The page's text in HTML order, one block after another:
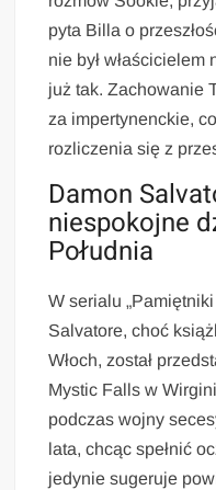
pyta Billa o
nie był
już tak. Zachowanie
za impertynenckie,
rozliczenia się z
Damon
niespokojne
Południa
W serialu
Salvatore, choć
Włoch, został
Mystic Falls w
podczas wojny
lata, chcąc spełnić
jedynie sugeruje